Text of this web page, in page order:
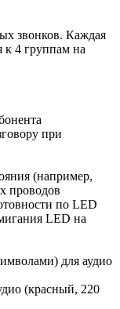
звонков. Каждая
к 4 группам на
при
(например,
проводов
по LED
LED на
для аудио
(красный, 220